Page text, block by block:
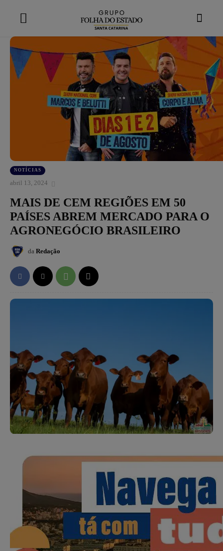
NOTÍCIAS
abril 13, 2024
MAIS DE CEM REGIÕES EM 50
PAÍSES ABREM MERCADO PARA O
AGRONEGÓCIO BRASILEIRO
da Redação